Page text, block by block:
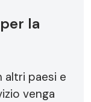
la
altri paesi e
venga